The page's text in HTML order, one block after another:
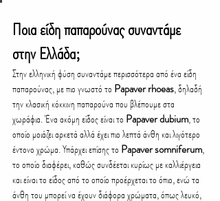
Ποια είδη παπαρούνας συναντάμε
στην Ελλάδα;
Στην ελληνική φύση συναντάμε περισσότερα από ένα είδη
παπαρούνας, με πιο γνωστό το Papaver rhoeas, δηλαδή
την κλασική κόκκινη παπαρούνα που βλέπουμε στα
χωράφια. Ένα ακόμη είδος είναι το Papaver dubium, το
οποίο μοιάζει αρκετά αλλά έχει πιο λεπτά άνθη και λιγότερο
έντονο χρώμα. Υπάρχει επίσης το Papaver somniferum,
το οποίο διαφέρει, καθώς συνδέεται κυρίως με καλλιέργεια
και είναι το είδος από το οποίο προέρχεται το όπιο, ενώ τα
άνθη του μπορεί να έχουν διάφορα χρώματα, όπως λευκό,